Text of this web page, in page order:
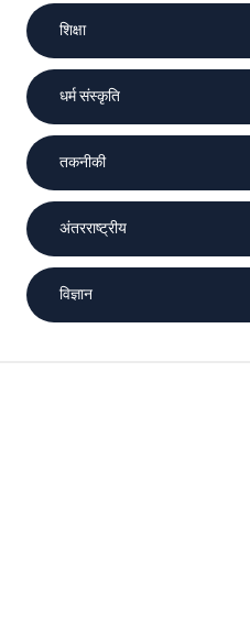
शिक्षा
धर्म संस्कृति
तकनीकी
अंतरराष्ट्रीय
विज्ञान